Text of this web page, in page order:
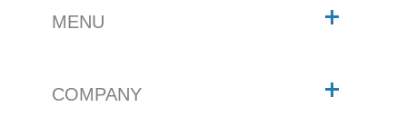
MENU
COMPANY